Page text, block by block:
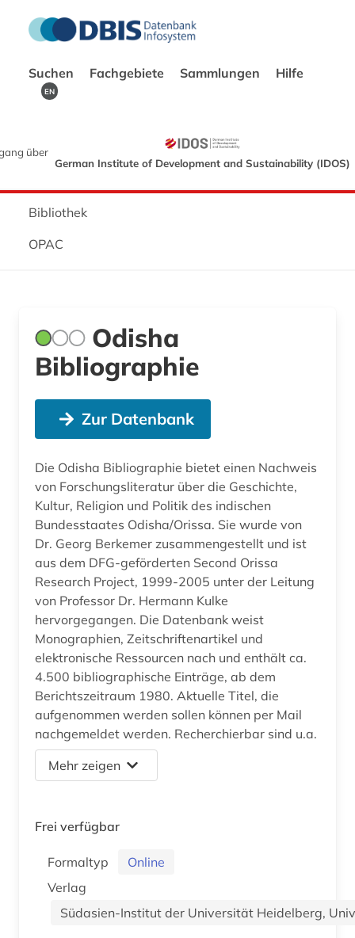
Suchen Fachgebiete Sammlungen Hilfe
EN
über
German Institute of Development and Sustainability (IDOS)
Bibliothek
OPAC
Odisha
Bibliographie
Zur Datenbank
Die Odisha Bibliographie bietet einen Nachweis
von Forschungsliteratur über die Geschichte,
Kultur, Religion und Politik des indischen
Bundesstaates Odisha/Orissa. Sie wurde von
Dr. Georg Berkemer zusammengestellt und ist
aus dem DFG-geförderten Second Orissa
Research Project, 1999-2005 unter der Leitung
von Professor Dr. Hermann Kulke
hervorgegangen. Die Datenbank weist
Monographien, Zeitschriftenartikel und
elektronische Ressourcen nach und enthält ca.
4.500 bibliographische Einträge, ab dem
Berichtszeitraum 1980. Aktuelle Titel, die
aufgenommen werden sollen können per Mail
nachgemeldet werden. Recherchierbar sind u.a.
Mehr zeigen
Frei verfügbar
Formaltyp
Online
Verlag
Südasien-Institut der Universität Heidelberg,